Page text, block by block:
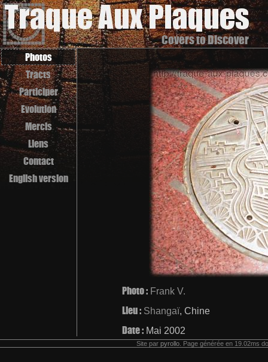
Covers to Discover
Photos
Tracts
Participer
Evolution
Mercis
Liens
Contact
English version
Photo : Frank V.
Lieu : Shangaï, Chine
Date : Mai 2002
Site par pyrollo . Page générée en 19.02ms